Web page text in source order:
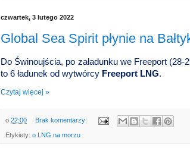
czwartek, 3 lutego 2022
Global Sea Spirit płynie na
Do Świnoujścia, po załadunku we Freeport (28-
to 6 ładunek od wytwórcy Freeport LNG.
Czytaj więcej »
o 22:00 Brak komentarzy:
Etykiety: o LNG na morzu